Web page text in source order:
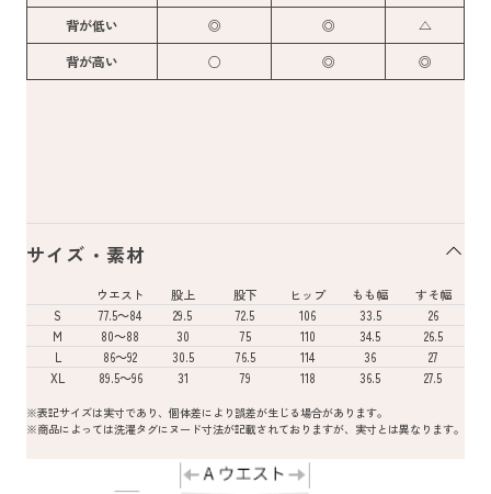
背が低い
◎ ◎
△
背が高い
○ ◎ ◎
サイズ・素材
ウエスト 股上 股下 ヒップ もも幅
すそ幅
S
77.5～84 29.5 72.5 106 33.5
26
M
80～88 30 75 110 34.5
26.5
L
86～92 30.5 76.5 114 36
27
XL
89.5～96 31 79 118 36.5 27.5
※表記サイズは実寸であり、個体差により誤差が生じる場合があります。
※商品によっては洗濯タグにヌード寸法が記載されておりますが、実寸とは異なります。